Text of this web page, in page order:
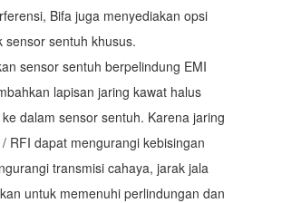
Bifa juga menyediakan opsi
sensor sentuh khusus.
sensor sentuh berpelindung EMI
lapisan jaring kawat halus
dalam sensor sentuh. Karena jaring
RFI dapat mengurangi kebisingan
transmisi cahaya, jarak jala
untuk memenuhi perlindungan dan